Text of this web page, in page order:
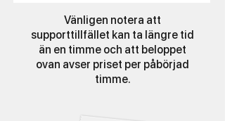
Vänligen notera att
supporttillfället kan ta längre tid
än en timme och att beloppet
ovan avser priset per påbörjad
timme.